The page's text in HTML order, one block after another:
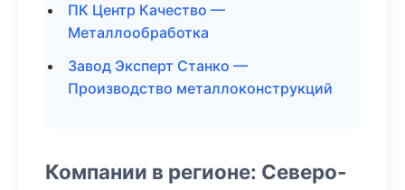
ПК Центр Качество —
Металлообработка
Завод Эксперт Станко —
Производство металлоконструкций
Компании в регионе: Северо-